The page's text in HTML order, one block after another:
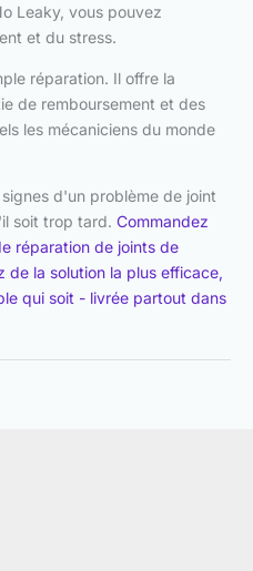
Leaky, vous pouvez
et du stress.
réparation. Il offre la
de remboursement et des
les mécaniciens du monde
d'un problème de joint
soit trop tard. Commandez
réparation de joints de
de la solution la plus efficace,
qui soit - livrée partout dans